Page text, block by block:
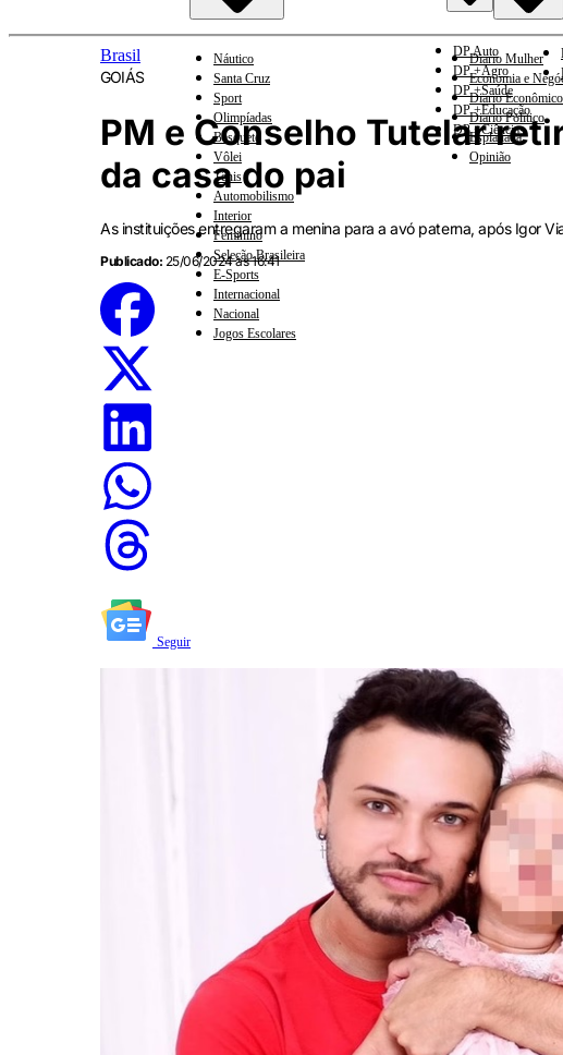
Náutico
Santa Cruz
Sport
Olimpíadas
Basquete
Vôlei
Tênis
Automobilismo
Interior
Feminino
Seleção Brasileira
E-Sports
Internacional
Nacional
Jogos Escolares
DP Auto
DP +Agro
DP +Saúde
DP +Educação
DP +Ciências
Diario Mulher
Economia e
Diario Econômico
Diario Político
Esplanada
Opinião
Brasil
GOIÁS
PM e Conselho Tutelar
da casa do pai
As instituições entregaram a menina para a avó paterna, após Igor
Publicado: 25/06/2024 às 16:41
Seguir